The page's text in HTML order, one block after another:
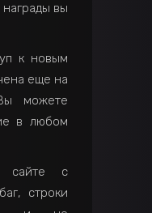
вы
к новым
еще на
можете
в любом
сайте с
строки